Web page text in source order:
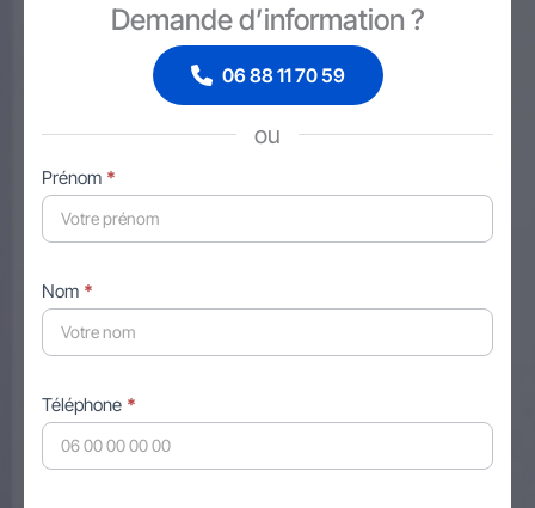
Demande d’information ?
06 88 11 70 59
ou
Formulaire
simple
avec
Prénom *
Nom *
Téléphone *